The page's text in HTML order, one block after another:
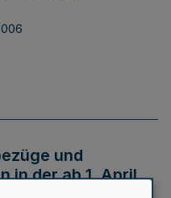
und
in der ab 1. April